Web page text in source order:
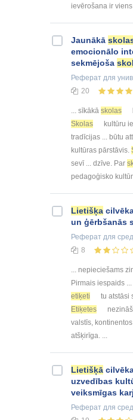
ievērošana ir viens
Jaunākā
emocionālo
sekmējoša
Реферат для
20
... sīkākā skolas
Skolas
kultūru
tradīcijas ... būtu
kultūras pārstāvis.
sevī ... dzīve. Par
pedagoģisko
Lietišķa
un ģērbšanās
Реферат для
8
... nepieciešams
Pirmais iespaids
etiķeti
tu atstāsi
Etiķetes
valstīs, kontinentos
atšķirīga. ...
Lietišķā
uzvedības
veiksmīgas
Реферат для